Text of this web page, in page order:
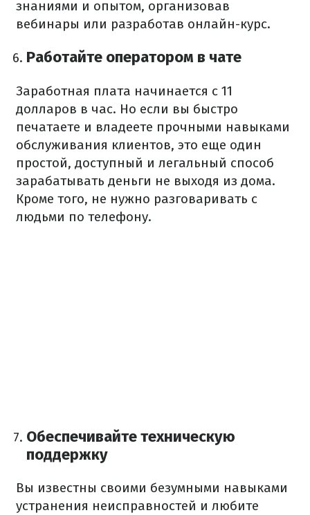
знаниями и опытом, организовав
вебинары или разработав онлайн-курс.
Работайте оператором в чате
Заработная плата начинается с 11
долларов в час. Но если вы быстро
печатаете и владеете прочными навыками
обслуживания клиентов, это еще один
простой, доступный и легальный способ
зарабатывать деньги не выходя из дома.
Кроме того, не нужно разговаривать с
людьми по телефону.
Обеспечивайте техническую
поддержку
Вы известны своими безумными навыками
устранения неисправностей и любите